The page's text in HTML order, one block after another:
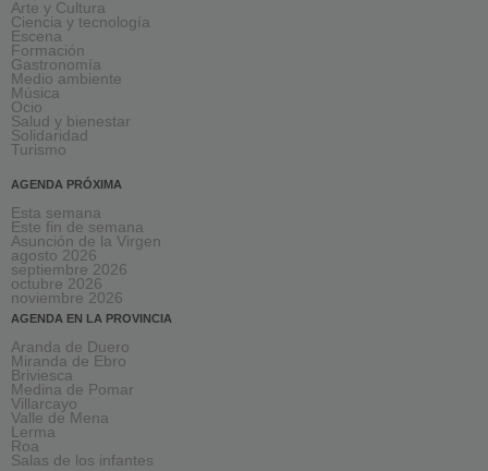
Arte y Cultura
Ciencia y tecnología
Escena
Formación
Gastronomía
Medio ambiente
Música
Ocio
Salud y bienestar
Solidaridad
Turismo
AGENDA PRÓXIMA
Esta semana
Este fin de semana
Asunción de la Virgen
agosto 2026
septiembre 2026
octubre 2026
noviembre 2026
AGENDA EN LA PROVINCIA
Aranda de Duero
Miranda de Ebro
Briviesca
Medina de Pomar
Villarcayo
Valle de Mena
Lerma
Roa
Salas de los infantes